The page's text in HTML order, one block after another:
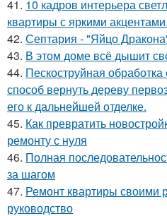
41. 10 кадров интерьера
квартиры с яркими акцентами.
42. Септария - "Яйцо
43. В этом доме всё дышит
44. Пескоструйная
способ вернуть дереву
его к дальнейшей отделке.
45. Как превратить
ремонту с нуля
46. Полная
за шагом
47. Ремонт квартиры своими
руководство